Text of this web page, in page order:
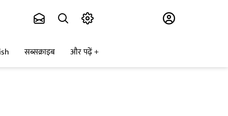
सब्सक्राइब और पढ़ें